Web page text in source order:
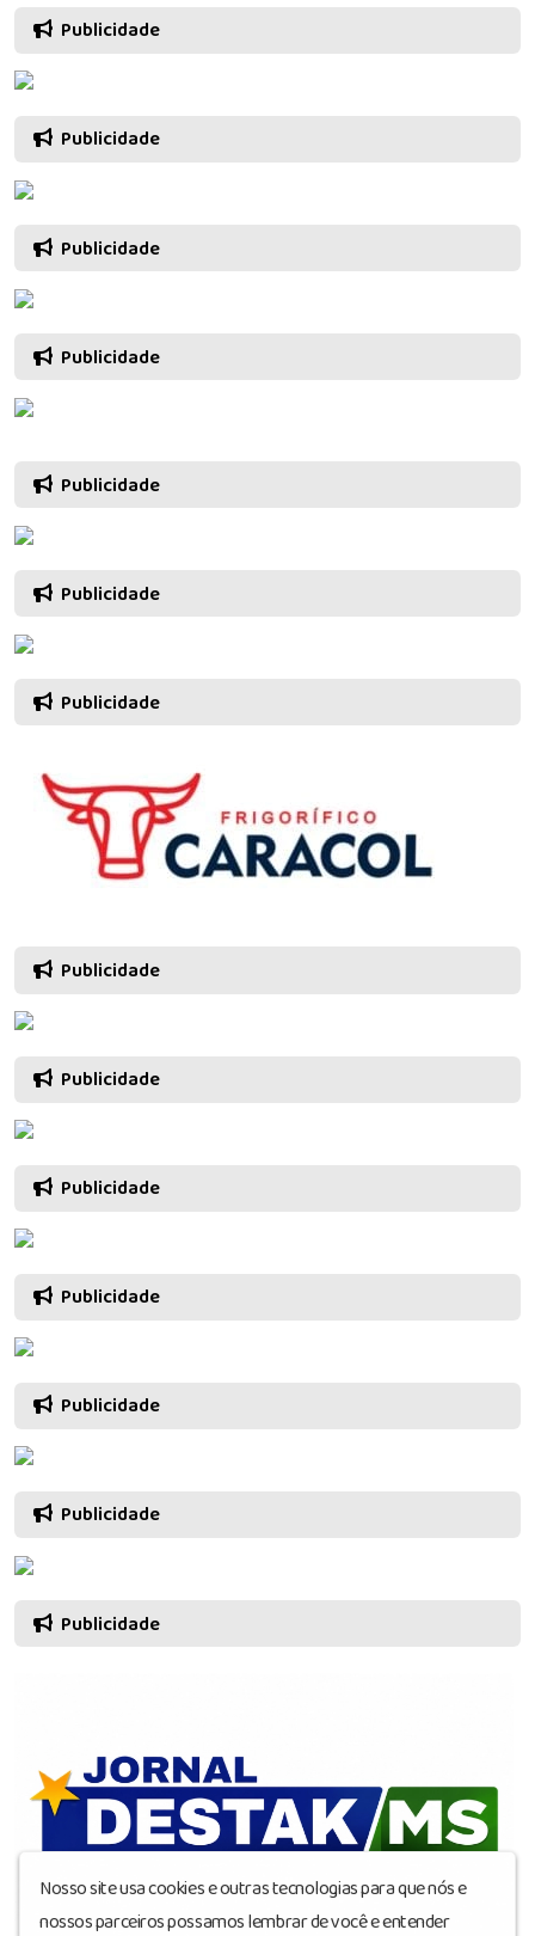
Publicidade
Publicidade
Publicidade
Publicidade
Publicidade
Publicidade
Publicidade
Publicidade
Publicidade
Publicidade
Publicidade
Publicidade
Publicidade
Publicidade
Nosso site usa cookies e outras tecnologias para que nós e
nossos parceiros possamos lembrar de você e entender